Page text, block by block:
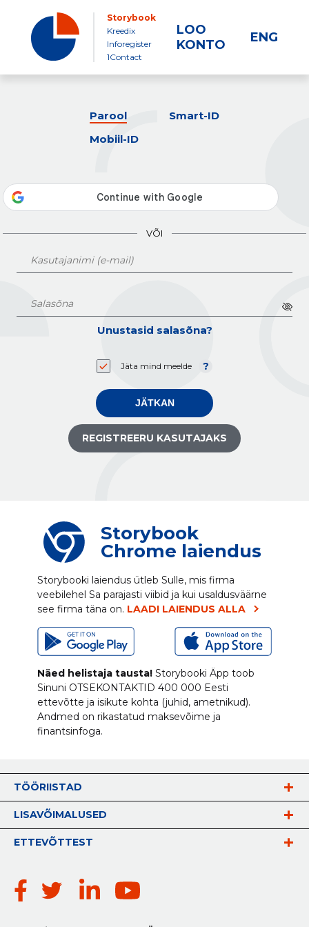
Storybook
Kreedix
Inforegister
1Contact
LOO
KONTO
ENG
Parool
Smart-ID
Mobiil-ID
VÕI
Unustasid salasõna?
Jäta mind meelde
JÄTKAN
REGISTREERU KASUTAJAKS
Storybook
Chrome laiendus
Storybooki laiendus ütleb Sulle, mis firma
veebilehel Sa parajasti viibid ja kui usaldusväärne
see firma täna on. LAADI LAIENDUS ALLA
Näed helistaja tausta! Storybooki Äpp toob
Sinuni OTSEKONTAKTID 400 000 Eesti
ettevõtte ja isikute kohta (juhid, ametnikud).
Andmed on rikastatud maksevõime ja
finantsinfoga.
TÖÖRIISTAD
LISAVÕIMALUSED
ETTEVÕTTEST